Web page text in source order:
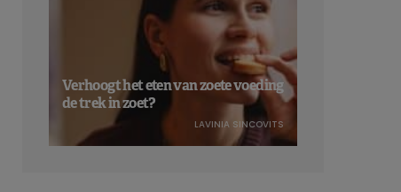
Verhoogt het eten van zoete voeding
de trek in zoet?
LAVINIA SINCOVITS